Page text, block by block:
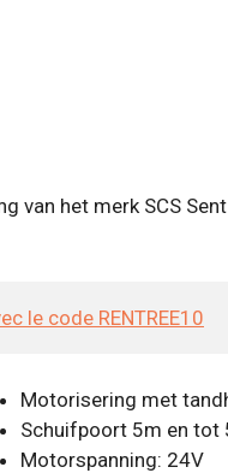
het merk SCS
le code RENTREE10
Motorisering met
Schuifpoort 5m en tot
Motorspanning: 24V